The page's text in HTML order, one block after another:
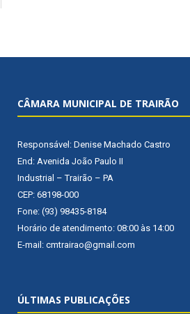
CÂMARA MUNICIPAL DE TRAIRÃO
Responsável: Denise Machado Castro
End: Avenida João Paulo II
Industrial – Trairão – PA
CEP: 68198-000
Fone: (93) 98435-8184
Horário de atendimento: 08:00 às 14:00
E-mail: cmtrairao@gmail.com
ÚLTIMAS PUBLICAÇÕES